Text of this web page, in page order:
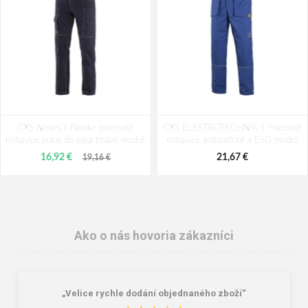
CXS Nimes II Pánske pracovné
nohavice jeans do pása tmavo modré
16,92 € 19,16 €
CXS ELEKTROTECHNIK II Pracovné
nohavice antistatické a ESD modré
21,67 €
Ako o nás hovoria zákazníci
„Velice rychle dodání objednaného zboží“